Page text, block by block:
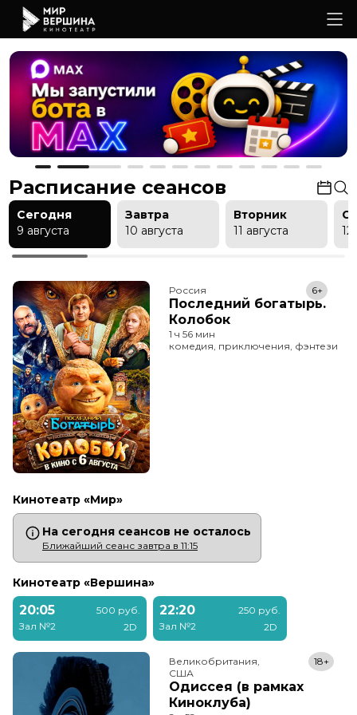
Расписание сеансов
Сегодня
9 августа
Завтра
10 августа
Вторник
11 августа
12
Россия
Последний богатырь.
Колобок
6+
1 ч 56 мин
комедия, приключения, фэнтези
Кинотеатр «Мир»
На сегодня сеансов не осталось
Ближайший сеанс завтра в 11:15
Кинотеатр «Вершина»
20:05
Зал №2
500 руб.
2D
22:20
Зал №2
250 руб.
2D
Великобритания,
США
Одиссея (в рамках
Киноклуба)
18+